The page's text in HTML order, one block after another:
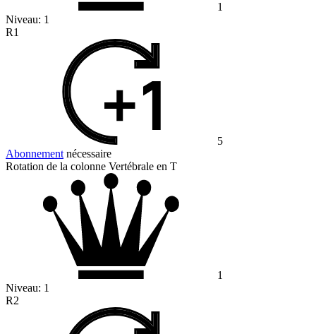
1
Niveau: 1
R1
5
Abonnement nécessaire
Rotation de la colonne Vertébrale en T
1
Niveau: 1
R2